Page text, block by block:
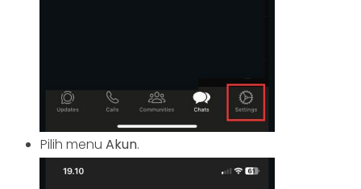
Pilih menu Akun.